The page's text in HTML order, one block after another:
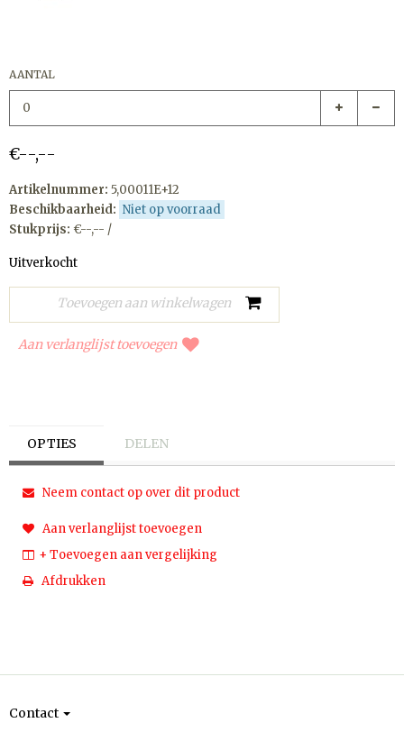
AANTAL
€--,--
Artikelnummer: 5,00011E+12
Beschikbaarheid: Niet op voorraad
Stukprijs: €--,-- /
Uitverkocht
Aan verlanglijst toevoegen
OPTIES DELEN
Neem contact op over dit product
Aan verlanglijst toevoegen
+ Toevoegen aan vergelijking
Afdrukken
Contact